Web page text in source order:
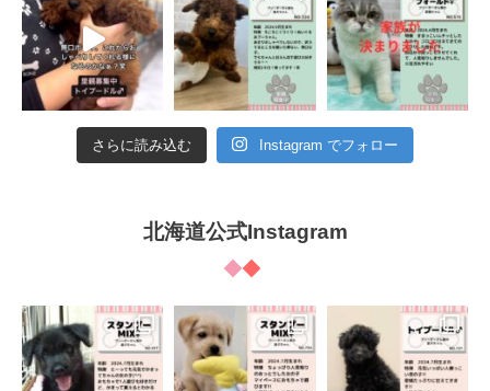
さらに読み込む Instagram でフォロー
北海道公式Instagram